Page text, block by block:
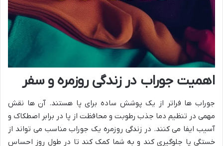
اهمیت جوراب در زندگی روزمره و سفر
جوراب ها فراتر از یک پوشش ساده برای پا هستند. آن ها نقش
مهمی در تنظیم دما جذب رطوبت و محافظت از پا در برابر اصطکاک و
آسیب ایفا می کنند. در زندگی روزمره یک جوراب مناسب می تواند از
خستگی پا جلوگیری کند و به شما کمک کند تا در طول روز احساس